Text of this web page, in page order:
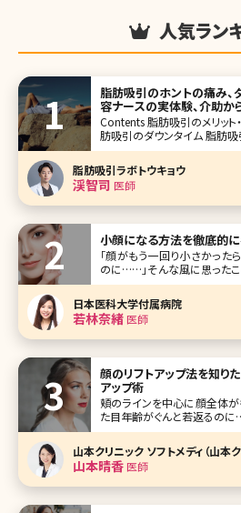
人気ラン
脂肪吸引のホントの痛み、
容ナースの実体験、介助か
Contents 脂肪吸引のメリット・デメリット 脂肪吸引の痛み 脂
肪吸引のダウンタイム 脂肪吸引のリ
クリニックに勤務してから、
ってきました。肌のコンプレ
膚治療やスキンケ
脂肪吸引ラボトウキョウ
渓智司 医師
小顔になる方法を徹底的
「顔がもう一回り小さかった
のに……」そんな風に思ったこ
も低くても、小顔で頭身が多
型に見えて「スタイルのいい
きます。ここでは女性の誰も
顔になるための方法に
日本医科大学付属病院
若林奈緒医師
顔のリフトアップ法を知り
アップ術
頬のラインを中心に顔全体が
た目年齢がぐんと若返るのに
思ったことはありませんか?
やサプリメントなどで解消しに
さまざまな方法でたるみにア
ます。ここで最新の
山本クリニック ソフトメディ（山本
山本晴香医師